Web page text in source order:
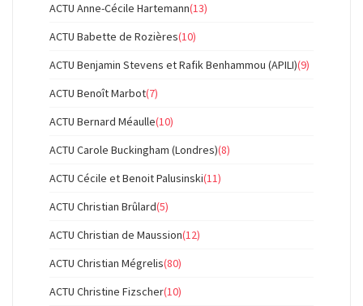
ACTU Anne-Cécile Hartemann(13)
ACTU Babette de Rozières(10)
ACTU Benjamin Stevens et Rafik Benhammou (APILI)(9)
ACTU Benoît Marbot(7)
ACTU Bernard Méaulle(10)
ACTU Carole Buckingham (Londres)(8)
ACTU Cécile et Benoit Palusinski(11)
ACTU Christian Brûlard(5)
ACTU Christian de Maussion(12)
ACTU Christian Mégrelis(80)
ACTU Christine Fizscher(10)